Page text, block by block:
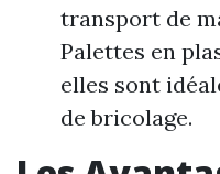
transport de
Palettes en
elles sont
de bricolage.